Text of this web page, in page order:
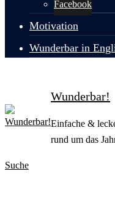
Facebook
Motivation
Wunderbar in
Wunderbar!
Einfache &
rund um das
Suche